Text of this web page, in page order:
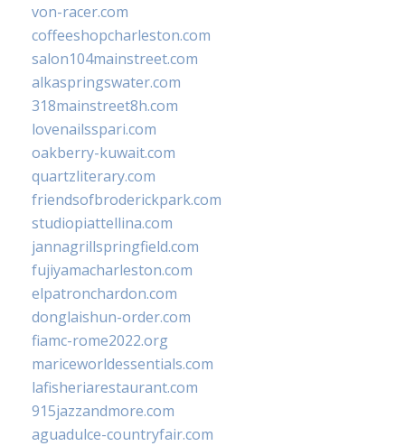
von-racer.com
coffeeshopcharleston.com
salon104mainstreet.com
alkaspringswater.com
318mainstreet8h.com
lovenailsspari.com
oakberry-kuwait.com
quartzliterary.com
friendsofbroderickpark.com
studiopiattellina.com
jannagrillspringfield.com
fujiyamacharleston.com
elpatronchardon.com
donglaishun-order.com
fiamc-rome2022.org
mariceworldessentials.com
lafisheriarestaurant.com
915jazzandmore.com
aguadulce-countryfair.com